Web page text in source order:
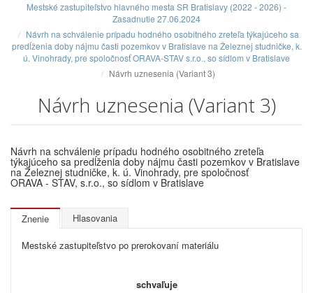
Mestské zastupiteľstvo hlavného mesta SR Bratislavy (2022 - 2026) -
Zasadnutie 27.06.2024
Návrh na schválenie prípadu hodného osobitného zreteľa týkajúceho sa
predĺženia doby nájmu časti pozemkov v Bratislave na Železnej studničke, k.
ú. Vinohrady, pre spoločnosť ORAVA-STAV s.r.o., so sídlom v Bratislave
Návrh uznesenia (Variant 3)
Návrh uznesenia (Variant 3)
Návrh na schválenie prípadu hodného osobitného zreteľa
týkajúceho sa predĺženia doby nájmu časti pozemkov v Bratislave
na Železnej studničke, k. ú. Vinohrady, pre spoločnosť
ORAVA - STAV, s.r.o., so sídlom v Bratislave
Znenie Hlasovania
Mestské zastupiteľstvo po prerokovaní materiálu
schvaľuje